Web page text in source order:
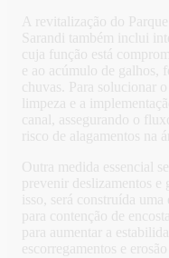
A revitalização do
Sarandi também inclui
cuja função está
e ao acúmulo de galhos,
chuvas. Para solucionar
limpeza e a
canal, assegurando o
risco de alagamentos na
Outra medida essencial
prevenir deslizamentos
isso, será construída
para contenção de
para aumentar a
escorregamentos e